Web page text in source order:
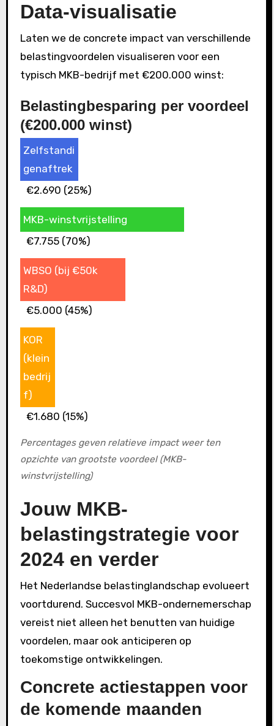
Data-visualisatie
Laten we de concrete impact van verschillende
belastingvoordelen visualiseren voor een
typisch MKB-bedrijf met €200.000 winst:
Belastingbesparing per voordeel
(€200.000 winst)
Zelfstandi
genaftrek
€2.690 (25%)
MKB-winstvrijstelling
€7.755 (70%)
WBSO (bij €50k
R&D)
€5.000 (45%)
KOR
(klein
bedrij
f)
€1.680 (15%)
Percentages geven relatieve impact weer ten
opzichte van grootste voordeel (MKB-
winstvrijstelling)
Jouw MKB-
belastingstrategie voor
2024 en verder
Het Nederlandse belastinglandschap evolueert
voortdurend. Succesvol MKB-ondernemerschap
vereist niet alleen het benutten van huidige
voordelen, maar ook anticiperen op
toekomstige ontwikkelingen.
Concrete actiestappen voor
de komende maanden